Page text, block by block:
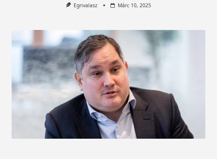
Egrivalasz Márc 10, 2025